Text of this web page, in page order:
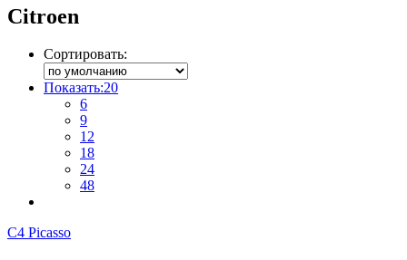
Citroen
Сортировать:
Показать:20
6
9
12
18
24
48
C4 Picasso